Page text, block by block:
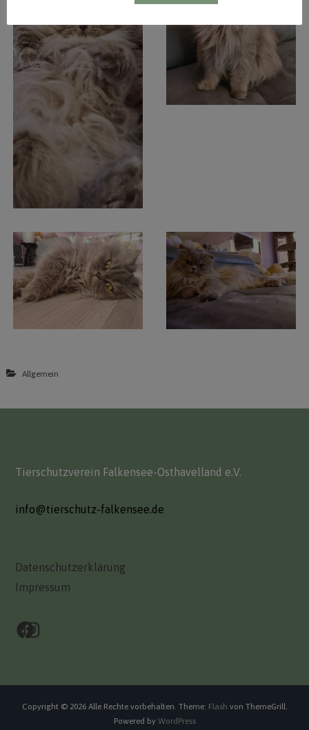
Allgemein
Tierschutzverein Falkensee-Osthavelland e.V.
info@tierschutz-falkensee.de
Datenschutzerklärung
Impressum
Facebook Instagram
Copyright © 2026 Alle Rechte vorbehalten. Theme: Flash von ThemeGrill.
Powered by WordPress